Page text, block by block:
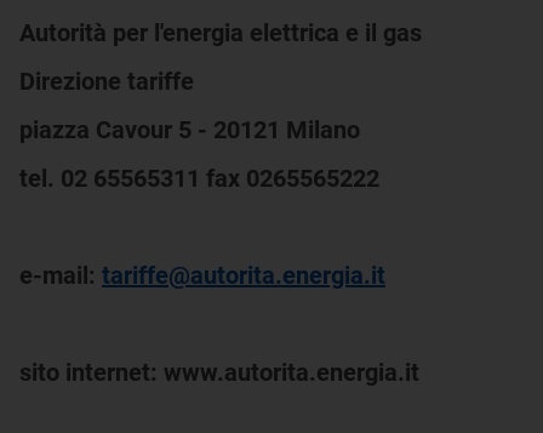
Autorità per l'energia elettrica e il gas
Direzione tariffe
piazza Cavour 5 - 20121 Milano
tel. 02 65565311 fax 0265565222
e-mail: tariffe@autorita.energia.it
sito internet: www.autorita.energia.it